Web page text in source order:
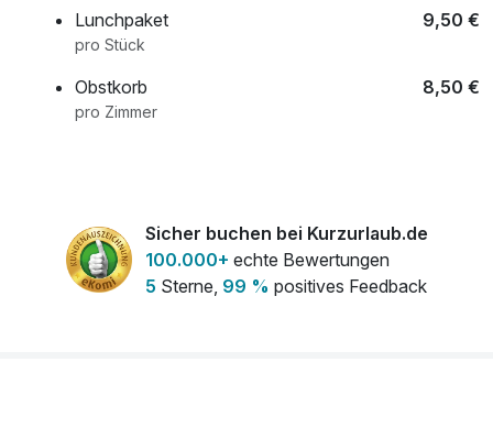
Lunchpaket
9,50 €
pro Stück
Obstkorb 8,50 €
pro Zimmer
Sicher buchen bei Kurzurlaub.de
100.000+ echte Bewertungen
5 Sterne, 99 % positives Feedback